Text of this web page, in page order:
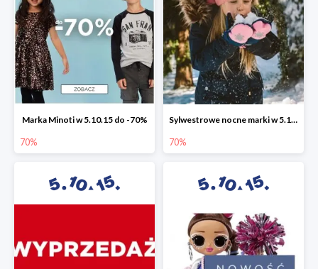
Marka Minoti w 5.10.15 do -70%
70%
Sylwestrowe nocne marki w 5.10.15 do -70%
70%